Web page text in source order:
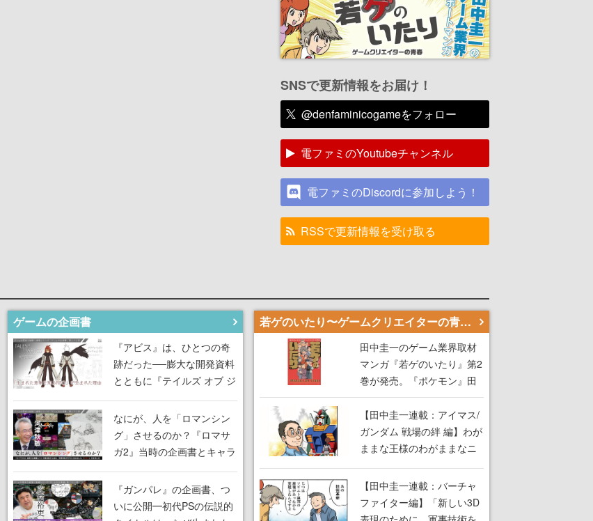
SNSで更新情報をお届け！
@denfaminicogameをフォロー
電ファミのYoutubeチャンネル
電ファミのDiscordに参加しよう！
RSSで更新情報を受け取る
ゲームの企画書
『アビス』は、ひとつの奇
跡だった──膨大な開発資料
とともに『テイルズ オブ ジ
アビス』開発陣に聞く、
「生まれた意味を知る
RPG」が生まれた理由【ゲ
ームの企画書】
なにが、人を「ロマンシン
グ」させるのか？『ロマサ
ガ2』当時の企画書とキャラ
設定画から迫る、河津秋敏
がRPGに生み出した「ロマ
ン」の正体とは【ゲームの
『ガンパレ』の企画書、つ
いに公開━初代PSの伝説的
若ゲのいたり〜ゲームクリエイターの青春〜
田中圭一のゲーム業界取材
マンガ『若ゲのいたり』第2
巻が発売。『ポケモン』田
尻智さん、『ゼビウス』遠
藤雅伸さんらの貴重なエピ
ソードを収録
【田中圭一連載：アイマス/
ガンダム 戦場の絆 編】わが
ままな王様のわがままなニ
ーズを満たす！──小山順一
朗が貫く姿勢に、ゲームク
リエイターとしての矜持を
見た【若ゲのいたり最終
【田中圭一連載：バーチャ
ファイター編】「新しい3D